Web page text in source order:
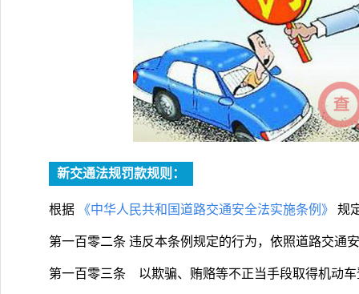
新交通法规罚款规则：
根据 《中华人民共和国道路交通安全法实施条例》 规
第一百零二条 违反本条例规定的行为，依照道路交通
第一百零三条 以欺骗、贿赂等不正当手段取得机动